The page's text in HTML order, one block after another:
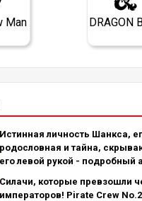
Man DRAGON
Истинная личность Шанкса,
родословная и тайна,
его левой рукой - подробный
Силачи, которые превзошли
императоров! Pirate Crew No.2